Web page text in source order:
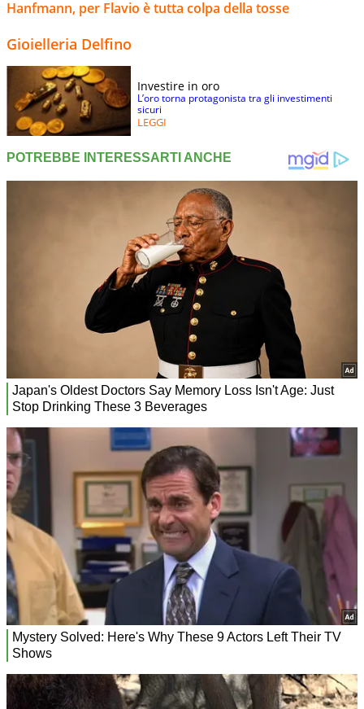
Hanfmann, per Flavio è tutta colpa della tosse
Gioielleria Delfino
Investire in oro
L’oro torna protagonista tra gli investimenti
sicuri
LEGGI